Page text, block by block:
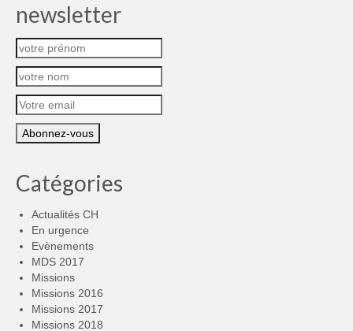
newsletter
Catégories
Actualités CH
En urgence
Evènements
MDS 2017
Missions
Missions 2016
Missions 2017
Missions 2018